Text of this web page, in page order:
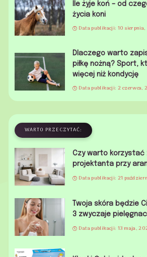
Ile żyje koń – od
życia koni
Data publikacji: 10
Dlaczego warto
piłkę nożną? Sport,
więcej niż kondycję
Data publikacji: 2 czerwca,
WARTO PRZECZYTAĆ:
Czy warto korzystać
projektanta przy
Data publikacji: 21
Twoja skóra będzie
3 zwyczaje
Data publikacji: 13 maja,